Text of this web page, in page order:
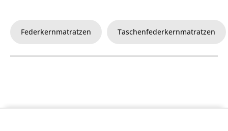
Federkernmatratzen Taschenfederkernmatratzen